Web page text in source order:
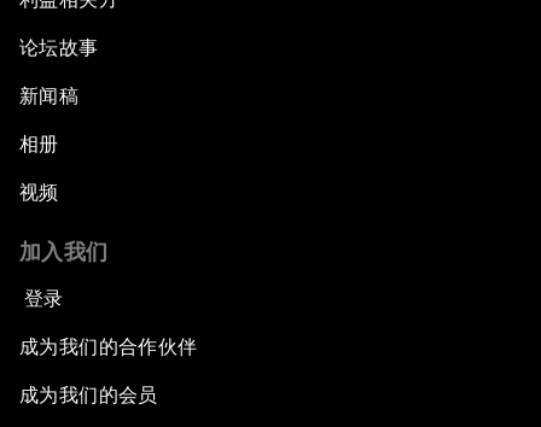
论坛故事
新闻稿
相册
视频
加入我们
登录
成为我们的合作伙伴
成为我们的会员